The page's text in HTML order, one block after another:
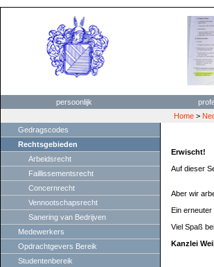
persoonlijk
Home >
Gedragscodes
Rechtsgebieden
Arbeidsrecht
Faillissementsrecht
Concernrecht
Vennootschapsrecht
Sanering van Bedrijven
Medewerkers
Opdrachtgevers Bereik
Studentenbereik
Erwischt!
Auf dieser
Aber wir
Ein erneuter
Viel Spaß
Kanzlei